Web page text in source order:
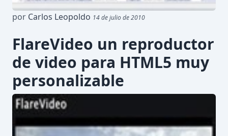
por Carlos Leopoldo 14 de julio de 2010
FlareVideo un reproductor
de video para HTML5 muy
personalizable